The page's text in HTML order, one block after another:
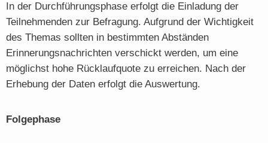
In der Durchführungsphase erfolgt die Einladung der
Teilnehmenden zur Befragung. Aufgrund der Wichtigkeit
des Themas sollten in bestimmten Abständen
Erinnerungsnachrichten verschickt werden, um eine
möglichst hohe Rücklaufquote zu erreichen. Nach der
Erhebung der Daten erfolgt die Auswertung.
Folgephase